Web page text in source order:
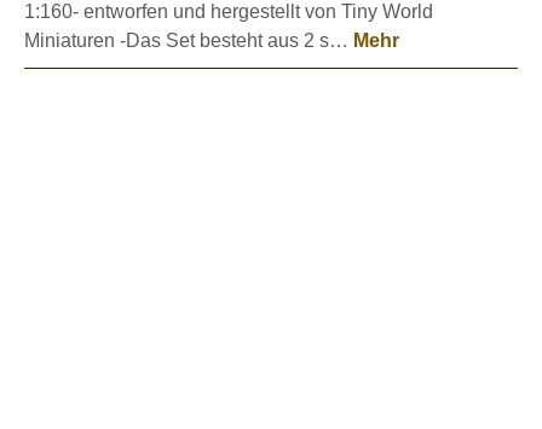
1:160- entworfen und hergestellt von Tiny World
Miniaturen -Das Set besteht aus 2 s… Mehr